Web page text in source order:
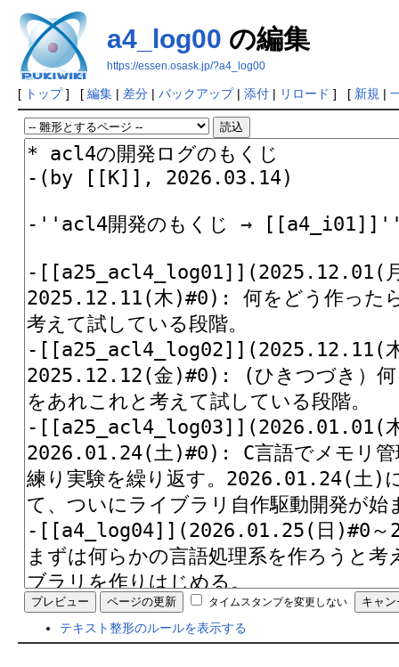
a4_log00 の編集
https://essen.osask.jp/?a4_log00
[ トップ] [ 編集| 差分| バックアップ| 添付| リロード ] [ 新規 |
タイムスタンプを変更しない
テキスト整形のルールを表示する